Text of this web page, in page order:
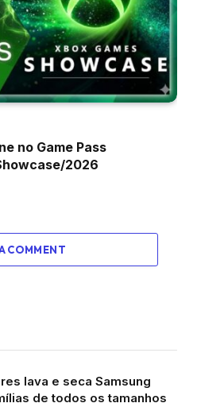
no Game Pass
2026
COMMENT
lava e seca Samsung
de todos os tamanhos